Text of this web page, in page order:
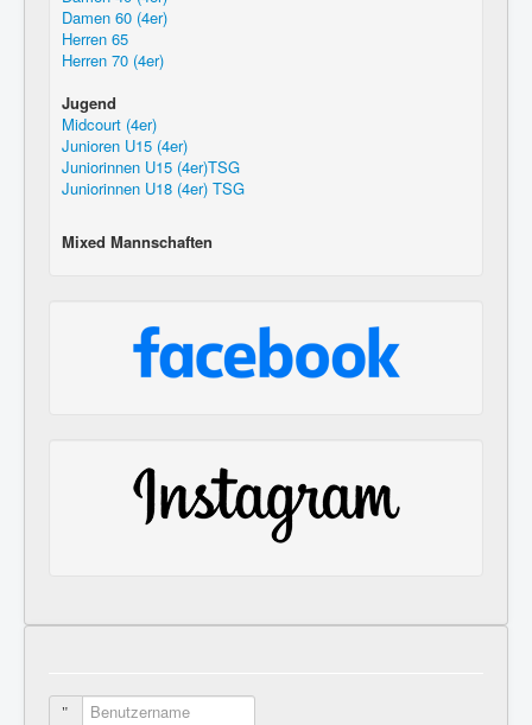
Damen 60 (4er)
Herren 65
Herren 70 (4er)
Jugend
Midcourt (4er)
Junioren U15 (4er)
Juniorinnen U15 (4er)TSG
Juniorinnen U18 (4er) TSG
Mixed Mannschaften
Benutzername